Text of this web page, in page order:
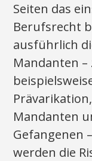
Seiten das
Berufsrecht
ausführlich
Mandanten
Mandanten
Gefangenen
werden die